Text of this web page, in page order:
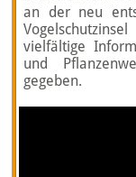
an der neu
vielfältige
und
gegeben.